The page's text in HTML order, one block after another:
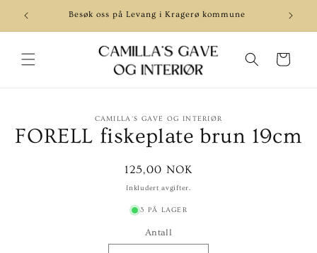
til
Besøk oss på Levang i Kragerø kommune
Handlekurv
CAMILLA'S GAVE OG INTERIØR
FORELL fiskeplate brun 19cm
Vanlig
pris
125,00 NOK
Inkludert avgifter.
3 PÅ LAGER
Antall